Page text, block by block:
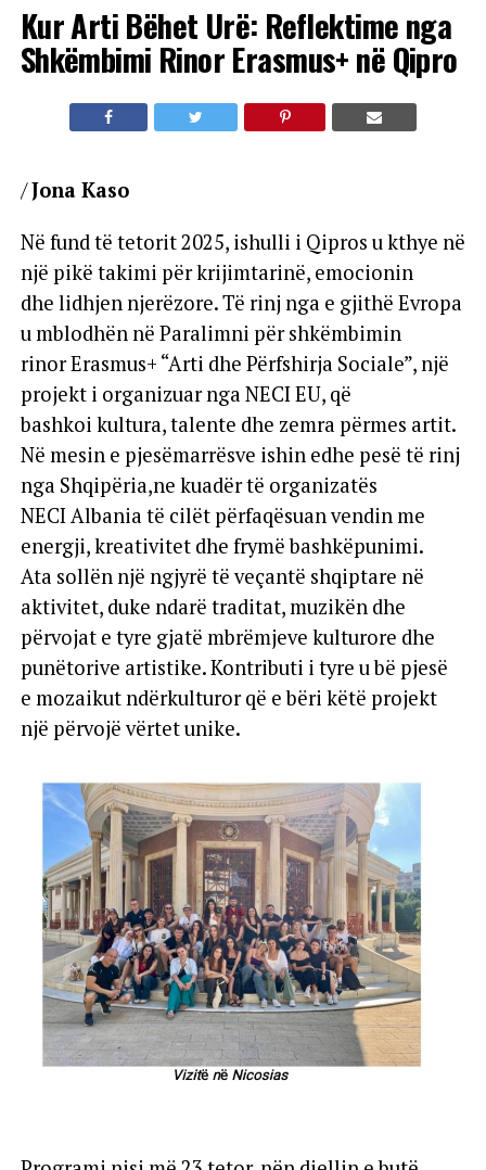
Kur Arti Bëhet Urë: Reflektime nga
Shkëmbimi Rinor Erasmus+ në Qipro
/Jona Kaso
Në fund të tetorit 2025, ishulli i Qipros u kthye në
një pikë takimi për krijimtarinë, emocionin
dhe lidhjen njerëzore. Të rinj nga e gjithë Evropa
u mblodhën në Paralimni për shkëmbimin
rinor Erasmus+ “Arti dhe Përfshirja Sociale”, një
projekt i organizuar nga NECI EU, që
bashkoi kultura, talente dhe zemra përmes artit.
Në mesin e pjesëmarrësve ishin edhe pesë të rinj
nga Shqipëria,ne kuadër të organizatës
NECI Albania të cilët përfaqësuan vendin me
energji, kreativitet dhe frymë bashkëpunimi.
Ata sollën një ngjyrë të veçantë shqiptare në
aktivitet, duke ndarë traditat, muzikën dhe
përvojat e tyre gjatë mbrëmjeve kulturore dhe
punëtorive artistike. Kontributi i tyre u bë pjesë
e mozaikut ndërkulturor që e bëri këtë projekt
një përvojë vërtet unike.